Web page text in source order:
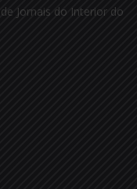
Jornais do Interior do